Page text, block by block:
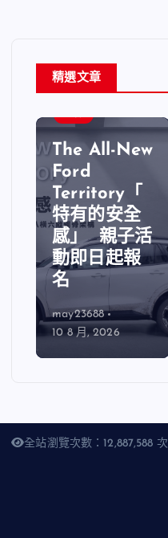
精選文章
The All-New
Ford
Territory「
特有的安全
感」 親子活
動即日起報
名
may23688
10 8 月, 2026
全站瀏覽次數：12,887,588 次